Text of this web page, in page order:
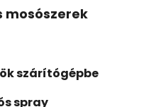
mosószerek
szárítógépbe
spray